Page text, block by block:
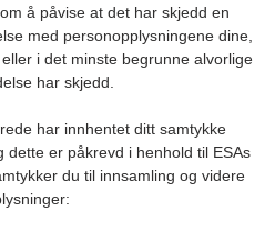
å påvise at det har skjedd en
med personopplysningene dine,
i det minste begrunne alvorlige
har skjedd.
har innhentet ditt samtykke
er påkrevd i henhold til ESAs
du til innsamling og videre